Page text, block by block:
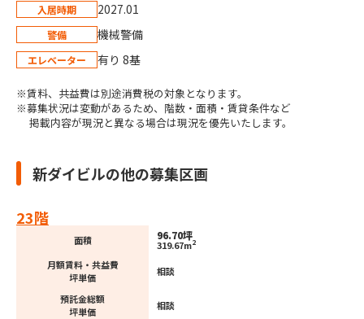
入居時期 2027.01
警備 機械警備
エレベーター 有り 8基
※賃料、共益費は別途消費税の対象となります。
※募集状況は変動があるため、階数・面積・賃貸条件など
掲載内容が現況と異なる場合は現況を優先いたします。
新ダイビルの他の募集区画
23階
面積 96.70坪
319.67m2
月額賃料・共益費
坪単価
相談
預託金総額
坪単価
相談